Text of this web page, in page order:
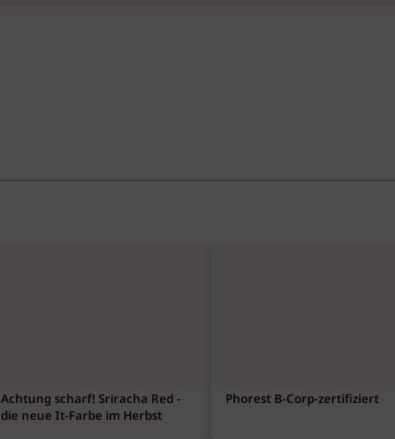
Achtung scharf! Sriracha Red -
die neue It-Farbe im Herbst
Phorest B-Corp-zertifiziert